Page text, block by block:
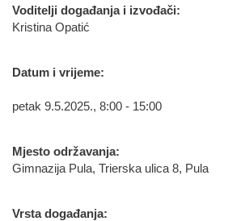
Voditelji događanja i izvođači:
Kristina Opatić
Datum i vrijeme:
petak 9.5.2025., 8:00 - 15:00
Mjesto održavanja:
Gimnazija Pula, Trierska ulica 8, Pula
Vrsta događanja: